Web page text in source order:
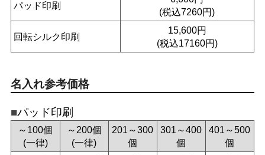
パッド印刷
(税込7260円)
回転シルク印刷
15,600円
(税込17160円)
名入れ参考価格
パッド印刷
～100個
(一律)
～200個
(一律)
201～300
個
301～400
個
401～500
個